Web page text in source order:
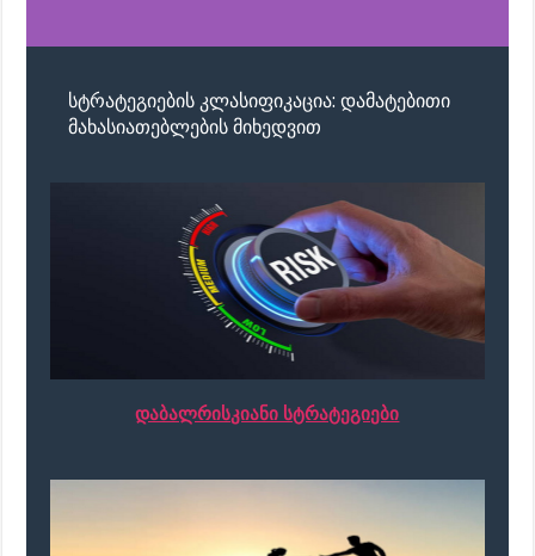
სტრატეგიების კლასიფიკაცია: დამატებითი
მახასიათებლების მიხედვით
დაბალრისკიანი სტრატეგიები